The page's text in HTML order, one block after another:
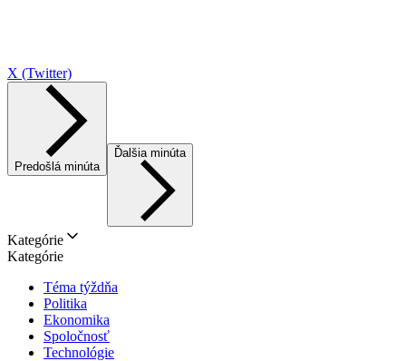
X (Twitter)
Predošlá minúta
Ďalšia minúta
Kategórie
Kategórie
Téma týždňa
Politika
Ekonomika
Spoločnosť
Technológie